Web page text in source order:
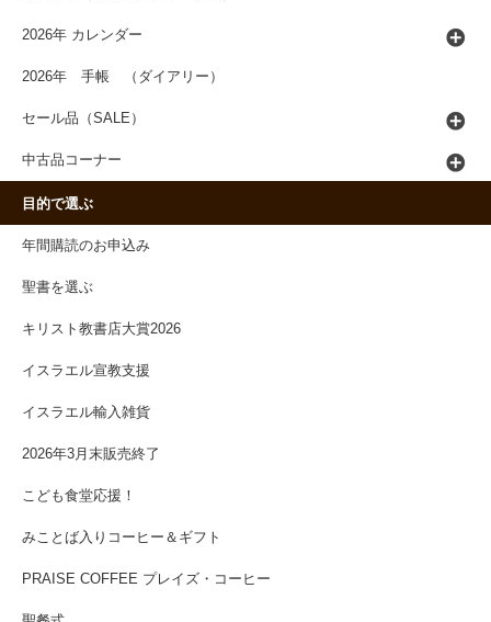
2026年 カレンダー
2026年 手帳 （ダイアリー）
セール品（SALE）
中古品コーナー
目的で選ぶ
年間購読のお申込み
聖書を選ぶ
キリスト教書店大賞2026
イスラエル宣教支援
イスラエル輸入雑貨
2026年3月末販売終了
こども食堂応援！
みことば入りコーヒー＆ギフト
PRAISE COFFEE プレイズ・コーヒー